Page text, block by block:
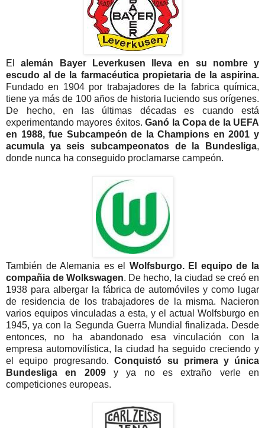
Elalemán Bayer Leverkusen lleva en su nombre y
escudo al de la farmacéutica propietaria de la aspirina.
Fundado en 1904 por trabajadores de la fabrica química,
tiene ya más de 100 años de historia luciendo sus orígenes.
De hecho, en las últimas décadas es cuando está
experimentando mayores éxitos.Ganó la Copa de la UEFA
en 1988, fue Subcampeón de la Champions en 2001 y
acumula ya seis subcampeonatos de la Bundesliga,
donde nunca ha conseguido proclamarse campeón.
También de Alemania es el Wolfsburgo. El equipo de la
compañia de Wolkswagen. De hecho, la ciudad se creó en
1938 para albergar la fábrica de automóviles y como lugar
de residencia de los trabajadores de la misma. Nacieron
varios equipos vinculadas a esta, y el actual Wolfsburgo en
1945, ya con la Segunda Guerra Mundial finalizada. Desde
entonces, no ha abandonado esa vinculación con la
empresa automovilística, la ciudad ha seguido creciendo y
el equipo progresando.Conquistó su primera y única
Bundesliga en 2009y ya no es extraño verle en
competiciones europeas.